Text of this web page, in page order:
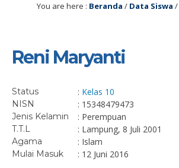
You are here : Beranda / Data Siswa /
Reni Maryanti
Status : Kelas 10
NISN : 15348479473
Jenis Kelamin : Perempuan
T.T.L : Lampung, 8 Juli 2001
Agama : Islam
Mulai Masuk : 12 Juni 2016